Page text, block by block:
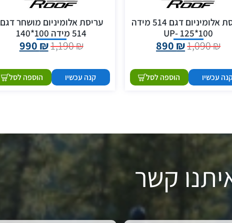
עריסת אלומיניום דגם 514 מידה
100*125 -UP
1,090₪
890 ₪
עכשיו הוספה לסל
עריסת אלומיניום מושחר דגם
514 מידה 100*140
1,190₪
990 ₪
קנה עכשיו הוספה לסל
קשר